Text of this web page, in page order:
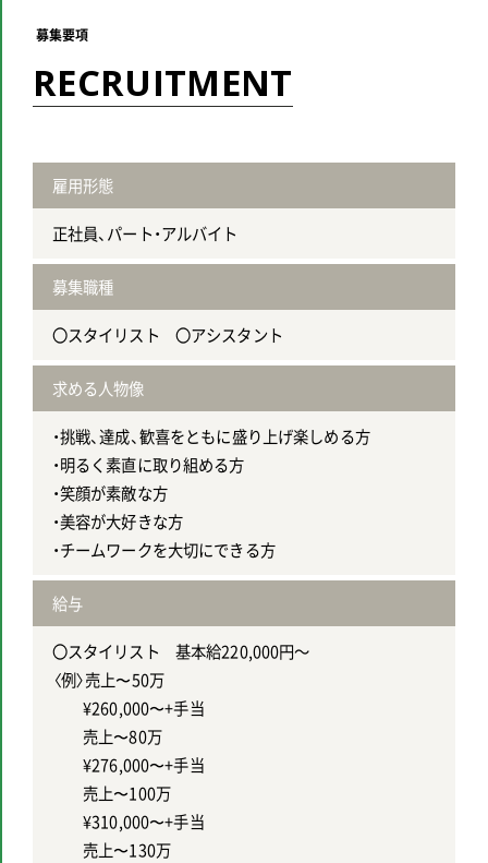
募集要項
RECRUITMENT
雇用形態
正社員、パート・アルバイト
募集職種
〇スタイリスト 〇アシスタント
求める人物像
・挑戦、達成、歓喜をともに盛り上げ楽しめる方
・明るく素直に取り組める方
・笑顔が素敵な方
・美容が大好きな方
・チームワークを大切にできる方
給与
〇スタイリスト 基本給220,000円～
〈例〉売上〜50万
¥260,000〜+手当
売上〜80万
¥276,000〜+手当
売上〜100万
¥310,000〜+手当
売上〜130万